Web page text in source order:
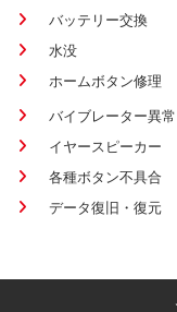
バッテリー交換
水没
ホームボタン修理
バイブレーター異常
イヤースピーカー
各種ボタン不具合
データ復旧・復元